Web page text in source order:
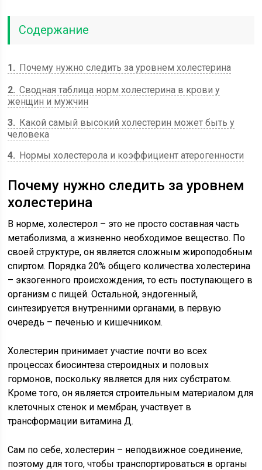
Содержание
1
Почему нужно следить за уровнем холестерина
2 Сводная таблица норм холестерина в крови у
женщин и мужчин
3
Какой самый высокий холестерин может быть у
человека
4
Нормы холестерола и коэффициент атерогенности
Почему нужно следить за уровнем
холестерина
В норме, холестерол – это не просто составная часть
метаболизма, а жизненно необходимое вещество. По
своей структуре, он является сложным жироподобным
спиртом. Порядка 20% общего количества холестерина
– экзогенного происхождения, то есть поступающего в
организм с пищей. Остальной, эндогенный,
синтезируется внутренними органами, в первую
очередь – печенью и кишечником.
Холестерин принимает участие почти во всех
процессах биосинтеза стероидных и половых
гормонов, поскольку является для них субстратом.
Кроме того, он является строительным материалом для
клеточных стенок и мембран, участвует в
трансформации витамина Д.
Сам по себе, холестерин – неподвижное соединение,
поэтому для того, чтобы транспортироваться в органы